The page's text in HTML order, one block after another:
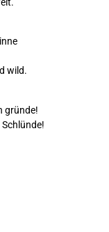
wild.
gründe!